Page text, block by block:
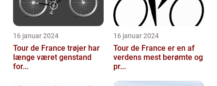
16 januar 2024
Tour de France trøjer har
længe været genstand
for...
16 januar 2024
Tour de France er en af
verdens mest berømte og
pr...